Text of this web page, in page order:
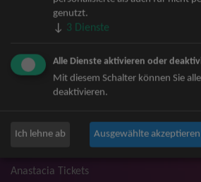
Mark Forster Tickets
The Prodigy Tickets
Niedeckens BAP Tickets
Judas Priest Tickets
Trailerpark & Friends Tickets
Anastacia Tickets
genutzt.
↓ 3 Dienste
Alle Dienste aktivieren oder
Mit diesem Schalter können Sie
deaktivieren.
Ich lehne ab Ausgewählte akzeptieren